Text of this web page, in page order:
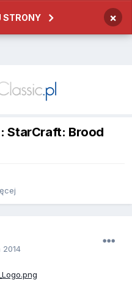
STRONY ×
StarCraft: Brood
2014